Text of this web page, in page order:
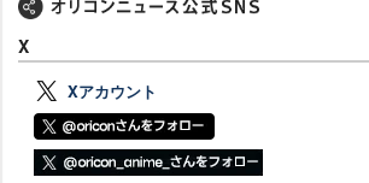
X
Xアカウント